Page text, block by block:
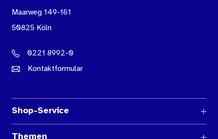
Maarweg 149-161
50825 Köln
0221 8992-0
Kontaktformular
Shop-Service
Themen